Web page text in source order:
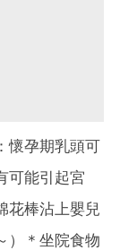
懷孕期乳頭可
可能引起宮
花棒沾上嬰兒
）＊坐院食物